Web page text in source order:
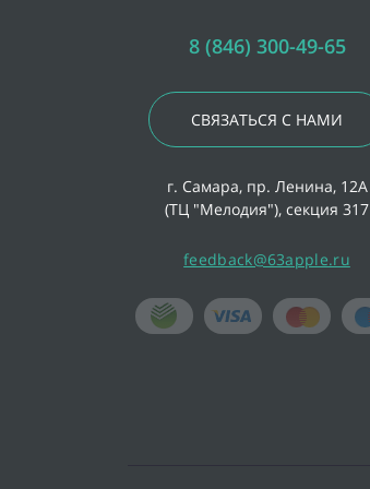
8 (846) 300-49-65
СВЯЗАТЬСЯ С НАМИ
г. Самара, пр. Ленина, 12А
(ТЦ "Мелодия"), секция 317
feedback@63apple.ru